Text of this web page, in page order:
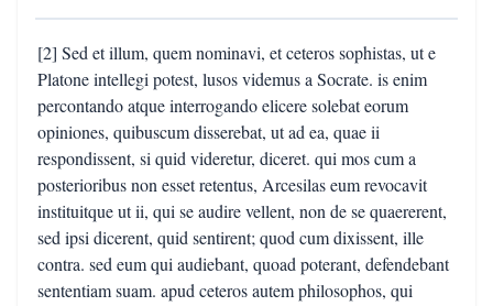
[2] Sed et illum, quem nominavi, et ceteros sophistas, ut e
Platone intellegi potest, lusos videmus a Socrate. is enim
percontando atque interrogando elicere solebat eorum
opiniones, quibuscum disserebat, ut ad ea, quae ii
respondissent, si quid videretur, diceret. qui mos cum a
posterioribus non esset retentus, Arcesilas eum revocavit
instituitque ut ii, qui se audire vellent, non de se quaererent,
sed ipsi dicerent, quid sentirent; quod cum dixissent, ille
contra. sed eum qui audiebant, quoad poterant, defendebant
sententiam suam. apud ceteros autem philosophos, qui